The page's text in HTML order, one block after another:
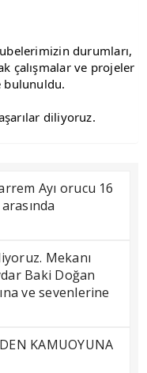
durumları,
çalışmalar ve projeler
bulunuldu.
diliyoruz.
Ayı orucu 16
Mekanı
Baki Doğan
ve sevenlerine
KAMUOYUNA